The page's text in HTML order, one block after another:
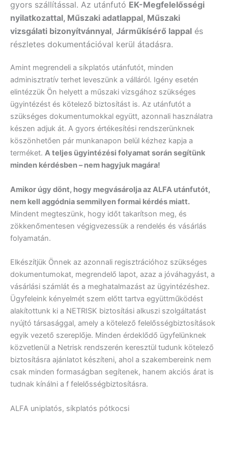
gyors szállítással. Az utánfutó EK-Megfelelősségi
nyilatkozattal, Műszaki adatlappal, Műszaki
vizsgálati bizonyítvánnyal, Járműkísérő lappal és
részletes dokumentációval kerül átadásra.
Amint megrendeli a síkplatós utánfutót, minden
adminisztratív terhet leveszünk a válláról. Igény esetén
elintézzük Ön helyett a műszaki vizsgához szükséges
ügyintézést és kötelező biztosítást is. Az utánfutót a
szükséges dokumentumokkal együtt, azonnali használatra
készen adjuk át. A gyors értékesítési rendszerünknek
köszönhetően pár munkanapon belül kézhez kapja a
terméket. A teljes ügyintézési folyamat során segítünk
minden kérdésben – nem hagyjuk magára!
Amikor úgy dönt, hogy megvásárolja az ALFA utánfutót,
nem kell aggódnia semmilyen formai kérdés miatt.
Mindent megteszünk, hogy időt takarítson meg, és
zökkenőmentesen végigvezessük a rendelés és vásárlás
folyamatán.
Elkészítjük Önnek az azonnali regisztrációhoz szükséges
dokumentumokat, megrendelő lapot, azaz a jóváhagyást, a
vásárlási számlát és a meghatalmazást az ügyintézéshez.
Ügyfeleink kényelmét szem előtt tartva együttműködést
alakítottunk ki a NETRISK biztosítási alkuszi szolgáltatást
nyújtó társasággal, amely a kötelező felelősségbiztosítások
egyik vezető szereplője. Minden érdeklődő ügyfelünknek
közvetlenül a Netrisk rendszerén keresztül tudunk kötelező
biztosításra ajánlatot készíteni, ahol a szakembereink nem
csak minden formaságban segítenek, hanem akciós árat is
tudnak kínálni a f felelősségbiztosításra.
ALFA uniplatós, síkplatós pótkocsi